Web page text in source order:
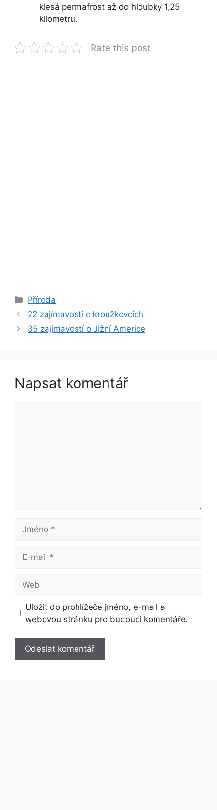
klesá permafrost až do hloubky 1,25
kilometru.
Rate this post
Rubriky
Příroda
22 zajímavostí o kroužkovcích
35 zajímavostí o Jižní Americe
Napsat komentář
Jméno
mail
Uložit do prohlížeče jméno, e-mail a
webovou stránku pro budoucí komentáře.